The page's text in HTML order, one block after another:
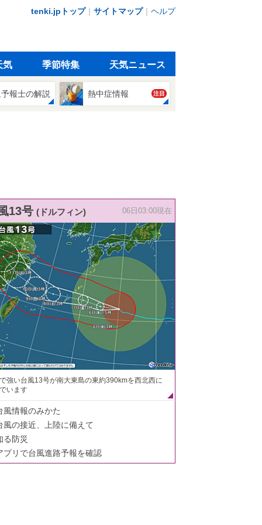
tenki.jpトップ｜ サイトマップ｜ ヘルプ
気 季節特集 天気ニュース
報士の解説 熱中症情報 注目
13号 (ドルフィン) 06日03:00現在
強い台風13号が南大東島の東約390kmを西北西に
います
風情報のみかた
風の接近、上陸に備えて
る防災
プリで台風進路予報を確認